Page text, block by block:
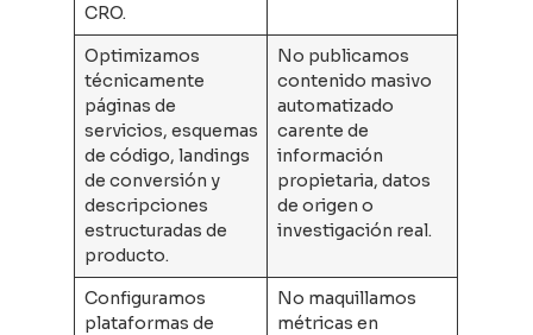
CRO.
Optimizamos
técnicamente
páginas de
servicios, esquemas
de código, landings
de conversión y
descripciones
estructuradas de
producto.
No publicamos
contenido masivo
automatizado
carente de
información
propietaria, datos
de origen o
investigación real.
Configuramos
plataformas de
No maquillamos
métricas en